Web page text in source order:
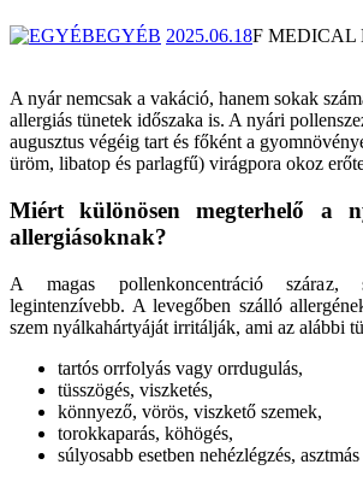
EGYÉB 2025.06.18F MEDICAL
A nyár nemcsak a vakáció, hanem sokak
allergiás tünetek időszaka is. A nyári
augusztus végéig tart és főként a
üröm, libatop és parlagfű) virágpora okoz
Miért különösen megterhelő a
allergiásoknak?
A magas pollenkoncentráció száraz,
legintenzívebb. A levegőben szálló
szem nyálkahártyáját irritálják, ami az alábbi
tartós orrfolyás vagy orrdugulás,
tüsszögés, viszketés,
könnyező, vörös, viszkető szemek,
torokkaparás, köhögés,
súlyosabb esetben nehézlégzés,